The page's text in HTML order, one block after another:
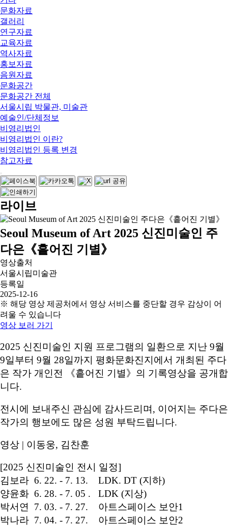
문화자료
갤러리
연구자료
교육자료
역사자료
홍보자료
음원자료
문화공간
문화공간 전체
서울시립 박물관, 미술관
예술인/단체정보
비영리법인
비영리법인 이란?
비영리법인 등록 변경
참고자료
라이브
Seoul Museum of Art 2025 신진미술인 주
다은《흩어진 기별》
영상출처
서울시립미술관
등록일
2025-12-16
※ 해당 영상 제공처에서 영상 서비스를 중단할 경우 감상이 어
려울 수 있습니다
영상 보러 가기
2025 신진미술인 지원 프로그램의 일환으로 지난 9월
9일부터 9월 28일까지 평화문화진지에서 개최된 주다
은 작가 개인전 《흩어진 기별》의 기록영상을 공개합
니다.
전시에 보내주신 관심에 감사드리며, 이어지는 주다은
작가의 행보에도 많은 성원 부탁드립니다.
영상 | 이동웅, 김찬훈
[2025 신진미술인 전시 일정]
김보라 6. 22. - 7. 13. LDK. DT (지하)
양윤화 6. 28. - 7. 05 . LDK (지상)
박서연 7. 03. - 7. 27. 아트스페이스 보안1
박나라 7. 04. - 7. 27. 아트스페이스 보안2